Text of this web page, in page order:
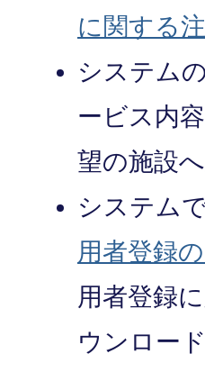
に関する注
システム
ービス内
望の施設
システム
用者登録
用者登録
ウンロー